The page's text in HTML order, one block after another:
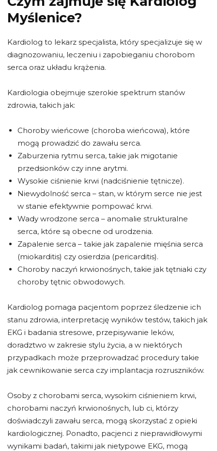
Myślenice?
Kardiolog to lekarz specjalista, który specjalizuje się w
diagnozowaniu, leczeniu i zapobieganiu chorobom
serca oraz układu krążenia.
Kardiologia obejmuje szerokie spektrum stanów
zdrowia, takich jak:
Choroby wieńcowe (choroba wieńcowa), które
mogą prowadzić do zawału serca.
Zaburzenia rytmu serca, takie jak migotanie
przedsionków czy inne arytmi.
Wysokie ciśnienie krwi (nadciśnienie tętnicze).
Niewydolność serca – stan, w którym serce nie jest
w stanie efektywnie pompować krwi.
Wady wrodzone serca – anomalie strukturalne
serca, które są obecne od urodzenia.
Zapalenie serca – takie jak zapalenie mięśnia serca
(miokarditis) czy osierdzia (pericarditis).
Choroby naczyń krwionośnych, takie jak tętniaki czy
choroby tętnic obwodowych.
Kardiolog pomaga pacjentom poprzez śledzenie ich
stanu zdrowia, interpretację wyników testów, takich jak
EKG i badania stresowe, przepisywanie leków,
doradztwo w zakresie stylu życia, a w niektórych
przypadkach może przeprowadzać procedury takie
jak cewnikowanie serca czy implantacja rozruszników.
Osoby z chorobami serca, wysokim ciśnieniem krwi,
chorobami naczyń krwionośnych, lub ci, którzy
doświadczyli zawału serca, mogą skorzystać z opieki
kardiologicznej. Ponadto, pacjenci z nieprawidłowymi
wynikami badań, takimi jak nietypowe EKG, mogą